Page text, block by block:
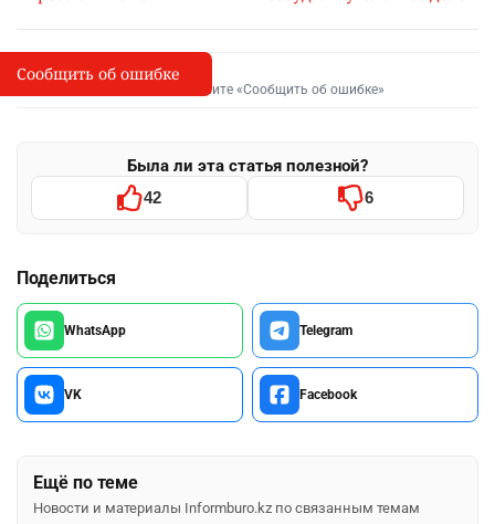
I
Сообщить об опечатке
Выделите фрагмент и нажмите «Сообщить об ошибке»
Была ли эта статья полезной?
42 6
Поделиться
WhatsApp Telegram
VK Facebook
Ещё по теме
Новости и материалы Informburo.kz по связанным темам
Сообщить об ошибке